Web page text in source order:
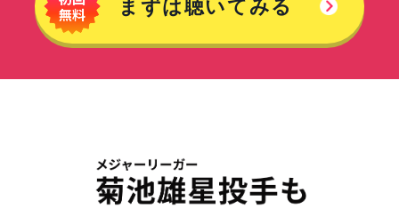
まずは聴いてみる